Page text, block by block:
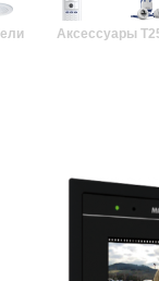
Аксессуары